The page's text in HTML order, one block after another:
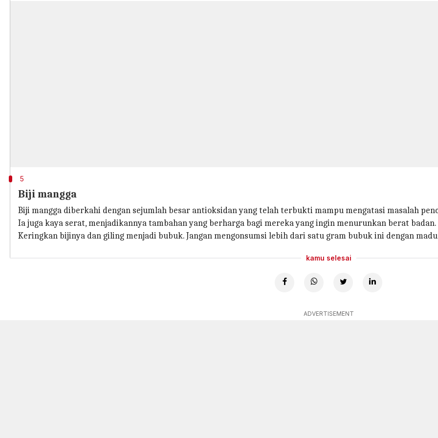
5
Biji mangga
Biji mangga diberkahi dengan sejumlah besar antioksidan yang telah terbukti mampu mengatasi masalah
Ia juga kaya serat, menjadikannya tambahan yang berharga bagi mereka yang ingin menurunkan berat badan.
Keringkan bijinya dan giling menjadi bubuk. Jangan mengonsumsi lebih dari satu gram bubuk ini dengan
kamu selesai
ADVERTISEMENT